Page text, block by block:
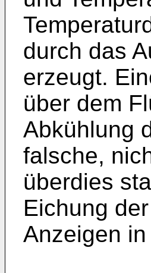
durch das
erzeugt.
über dem
Abkühlung
falsche,
überdies
Eichung
Anzeigen